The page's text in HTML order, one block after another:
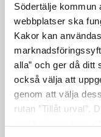
Södertälje kommun
webbplatser ska
Kakor kan
alla” och ger då
också välja att
genom att välja
rutan ”Tillåt urval”.
kanal att
att medges
och 16:00 –
Skärtorsdagen,
Allhelgonaafton.
Mer om tider
kanalen hittar